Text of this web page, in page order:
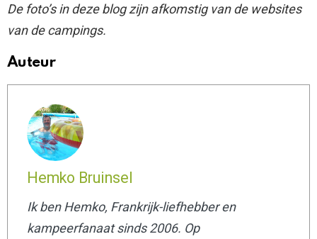
De foto’s in deze blog zijn afkomstig van de websites
van de campings.
Auteur
Hemko Bruinsel
Ik ben Hemko, Frankrijk-liefhebber en
kampeerfanaat sinds 2006. Op